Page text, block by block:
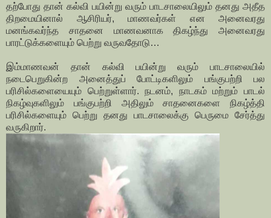
தற்போது தான் கல்வி பயின்று வரும் பாடசாலையிலும் தனது அதீத
திறமையினால் ஆசிரியர், மாணவர்கள் என அனைவரது
மனங்கவர்ந்த சாதனை மாணவனாக திகழ்ந்து அனைவரது
பாரட்டுக்களையும் பெற்று வருவதோடு…
இம்மாணவன் தான் கல்வி பயின்று வரும் பாடசாலையில்
நடைபெறுகின்ற அனைத்துப் போட்டிகளிலும் பங்குபற்றி பல
பரிசில்களையையும் பெற்றுள்ளார். நடனம், நாடகம் மற்றும் பாடல்
நிகழ்வுகளிலும் பங்குபற்றி அதிலும் சாதனைகளை நிகழ்த்தி
பரிசில்களையும் பெற்று தனது பாடசாலைக்கு பெருமை சேர்த்து
வருகிறார்.